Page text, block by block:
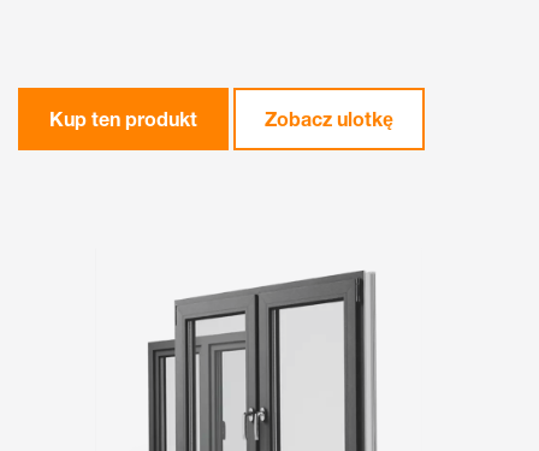
Kup ten produkt Zobacz ulotkę